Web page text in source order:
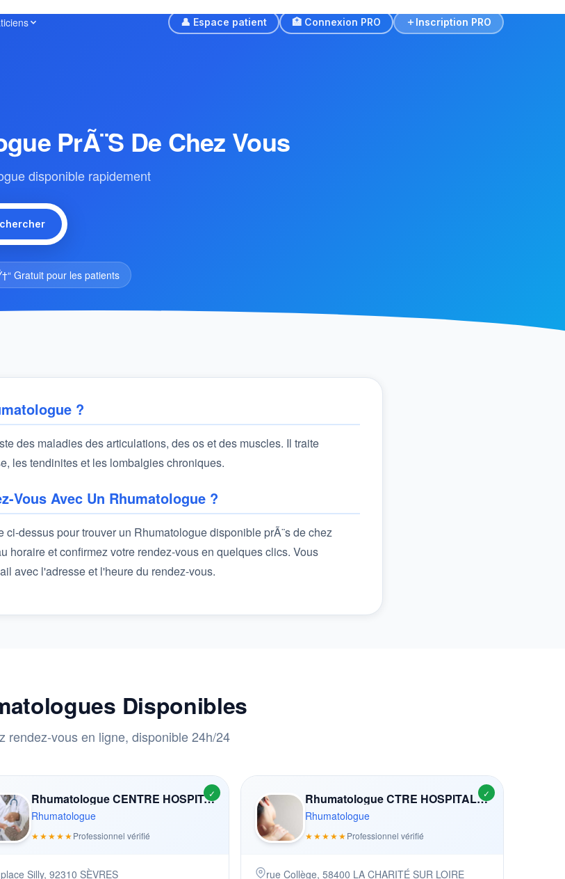
👤 Espace patient 🏥 Connexion PRO Inscription PRO
PrÃ¨s De Chez Vous
disponible rapidement
Gratuit pour les patients
?
des maladies des articulations, des os et des muscles. Il traite
les tendinites et les lombalgies chroniques.
Vous Avec Un Rhumatologue ?
dessus pour trouver un Rhumatologue disponible prÃ¨s de chez
et confirmez votre rendez-vous en quelques clics. Vous
avec l'adresse et l'heure du rendez-vous.
Disponibles
rendez-vous en ligne, disponible 24h/24
✓
Rhumatologue CENTRE HOSPITALIER DES QUATRE VILLES
Rhumatologue
★★★★★Professionnel vérifié
Silly, 92310 SÈVRES
✓
Rhumatologue CTRE HOSPITALIER SPéC LA
Rhumatologue
★★★★★Professionnel vérifié
rue Collège,58400 LA CHARITÉ SUR LOIRE